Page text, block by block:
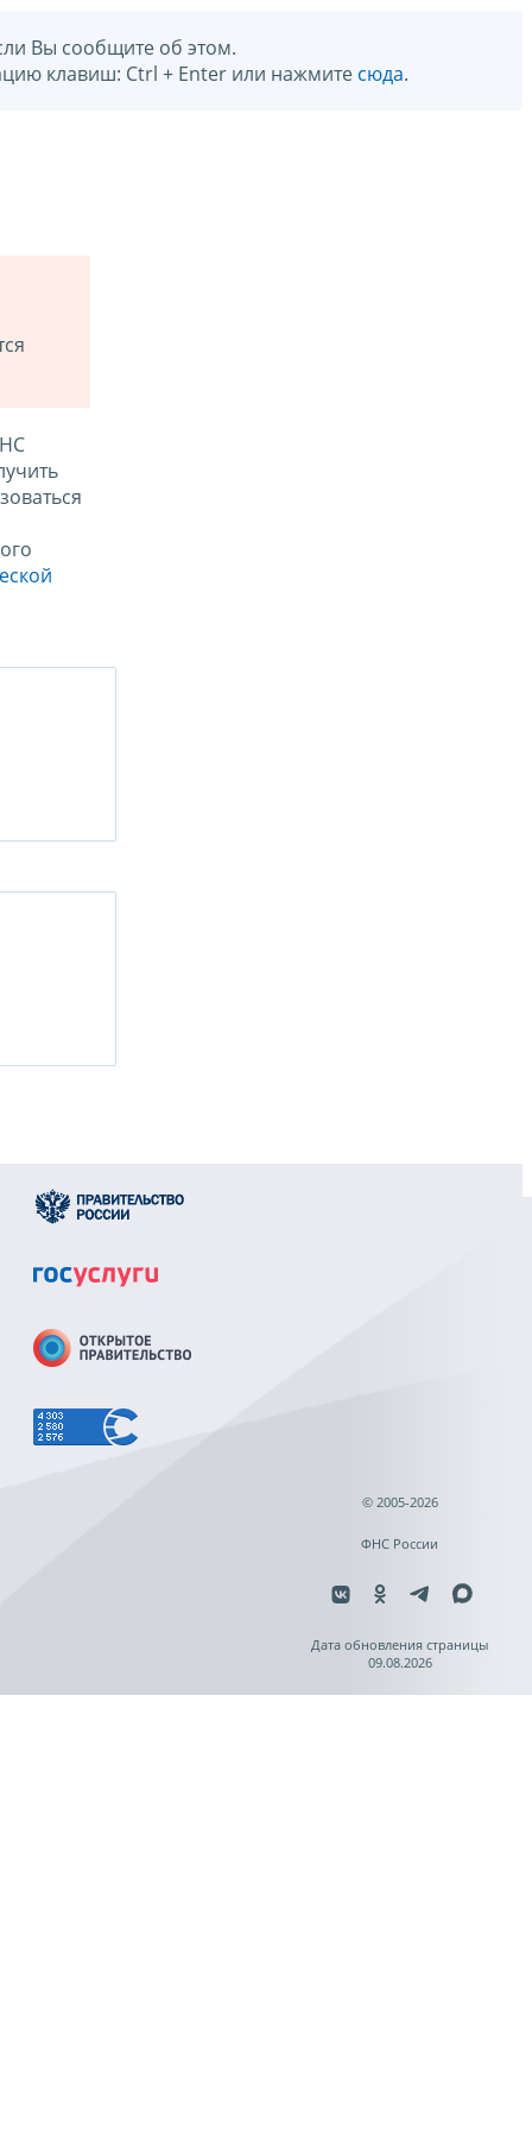
Вы сообщите об этом.
клавиш: Ctrl + Enter или нажмите сюда.
© 2005-2026
ФНС России
Дата обновления страницы
09.08.2026